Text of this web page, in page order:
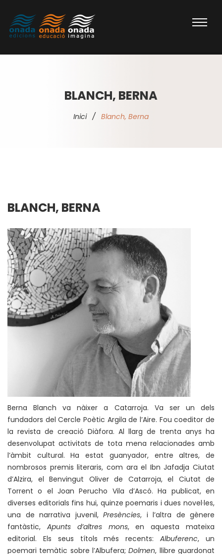
BLANCH, BERNA
Inici / Blanch, Berna
BLANCH, BERNA
Berna Blanch va nàixer a Catarroja. Va ser un dels
fundadors del Cercle Poètic Argila de l’Aire. Fou coeditor de
la revista de creació Diàfora. Al llarg de trenta anys ha
desenvolupat activitats de tota mena relacionades amb
l’àmbit cultural. Ha estat guanyador, entre altres, de
nombrosos premis literaris, com ara el Ibn Jafadja Ciutat
d’Alzira, el Benvingut Oliver de Catarroja, el Ciutat de
Torrent o el Joan Perucho Vila d’Ascó. Ha publicat, en
diverses editorials fins hui, quinze poemaris i dues novel·les,
una de narrativa juvenil, Presències, i l’altra de gènere
fantàstic, Apunts d’altres mons, en aquesta mateixa
editorial. Els seus títols més recents:Albuferenc, un
poemari temàtic sobre l’Albufera;Dolmen, llibre guardonat